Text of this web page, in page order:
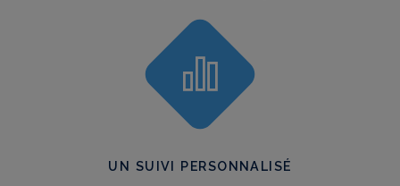
UN SUIVI PERSONNALISÉ